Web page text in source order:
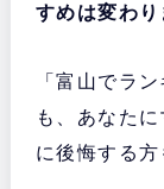
すめは変わり
「富山でラ
も、あなた
に後悔する方